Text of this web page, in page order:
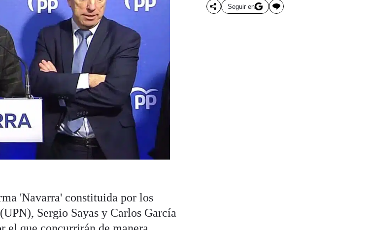
Seguir en
'Navarra' constituida por los
Sergio Sayas y Carlos García